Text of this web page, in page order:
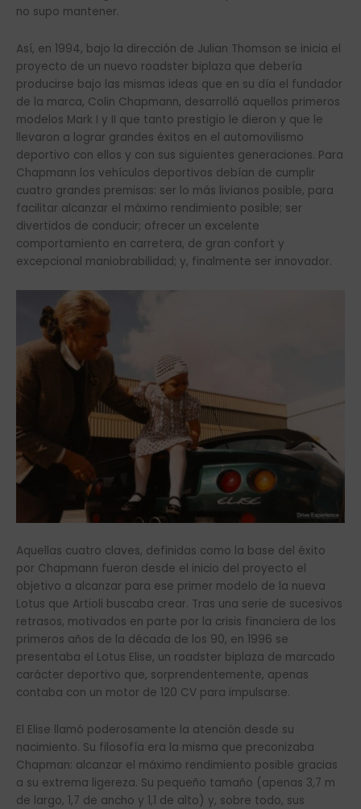
no supo mantener.
Así, en 1994, bajo la dirección de Julian Thomson se inicia el
proyecto de un nuevo roadster biplaza que debería
producirse bajo las mismas ideas que en su día el fundador
de la marca, Colin Chapmann, desarrolló aquellos primeros
modelos Mark I y II que tanto prestigio le dieron y que le
llevaron a lograr grandes éxitos en el automovilismo
deportivo con ellos y con sus siguientes generaciones. Para
Chapmann los vehículos deportivos debían de cumplir
cuatro grandes premisas: ser lo más livianos posible, para
facilitar alcanzar el máximo rendimiento posible; ser
divertidos de conducir; ofrecer un excelente
comportamiento en carretera, de gran confort y
excepcional maniobrabilidad; y, finalmente ser innovador.
Aquellas cuatro claves, definidas como la base del éxito
por Chapmann fueron desde el inicio del proyecto el
objetivo a alcanzar para ese primer modelo de la nueva
Lotus que Artioli buscaba crear. Tras una serie de sucesivos
retrasos, motivados en parte por la crisis financiera de los
primeros años de la década de los 90, en 1996 se
presentaba el Lotus Elise, un roadster biplaza de marcado
carácter deportivo que, sorprendentemente, apenas
contaba con un motor de 120 CV para impulsarse.
El Elise llamó poderosamente la atención desde su
nacimiento. Su filosofía era la misma que preconizaba
Chapman: alcanzar el máximo rendimiento posible gracias
a su extrema ligereza. Su pequeño tamaño (apenas 3,7 m
de largo, 1,7 de ancho y 1,1 de alto) y, sobre todo, sus